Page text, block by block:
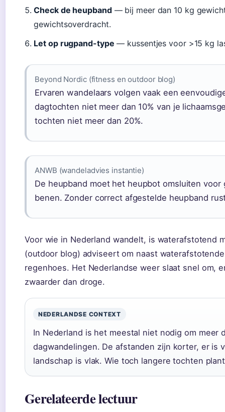
Check de heupband— bij meer dan 10 kg
gewichtsoverdracht.
Let op rugpand-type — kussentjes voor >15 kg
Beyond Nordic (fitness en outdoor blog)
Ervaren wandelaars volgen vaak een
dagtochten niet meer dan 10% van je
tochten niet meer dan 20%.
ANWB (wandeladvies instantie)
De heupband moet het heupbot omsluiten
benen. Zonder correct afgestelde heupband
Voor wie in Nederland wandelt, is waterafstotend
(outdoor blog) adviseert om naast
regenhoes. Het Nederlandse weer slaat snel om,
zwaarder dan droge.
NEDERLANDSE CONTEXT
In Nederland is het meestal niet nodig om meer
dagwandelingen. De afstanden zijn korter, er is
landschap is vlak. Wie toch langere tochten
Gerelateerde lectuur